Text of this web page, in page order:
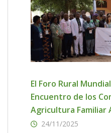
El Foro Rural
Encuentro de los
Agricultura Familiar
24/11/2025